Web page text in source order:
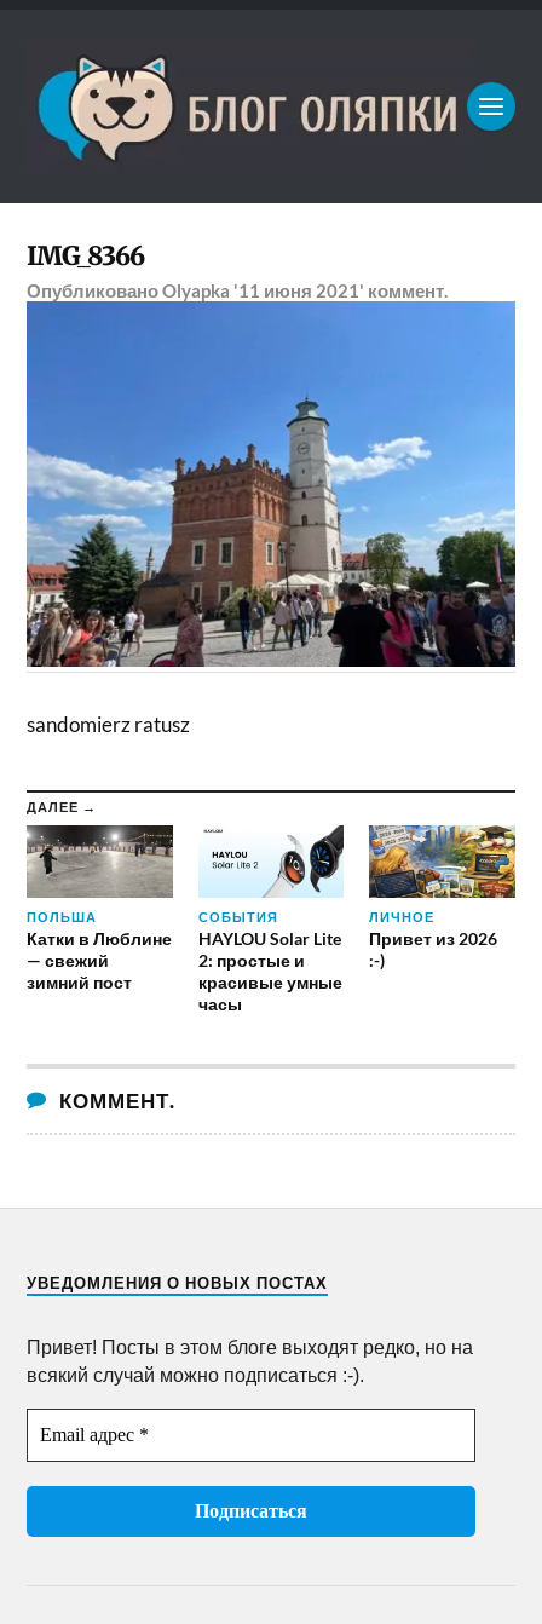
IMG_8366
ОпубликованоOlyapka '11 июня 2021' коммент.
sandomierz ratusz
ДАЛЕЕ →
ПОЛЬША
Катки в Люблине
— свежий
зимний пост
СОБЫТИЯ
HAYLOU Solar Lite
2: простые и
красивые умные
часы
ЛИЧНОЕ
Привет из 2026
:-)
КОММЕНТ.
УВЕДОМЛЕНИЯ О НОВЫХ ПОСТАХ
Привет! Посты в этом блоге выходят редко, но на
всякий случай можно подписаться :-).